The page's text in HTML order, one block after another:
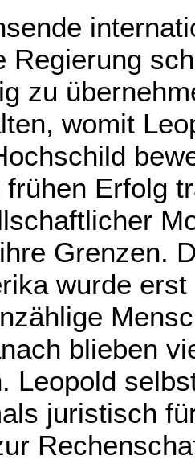
Regierung
zu
womit
frühen Erfolg
Grenzen.
wurde
blieben
Leopold
juristisch